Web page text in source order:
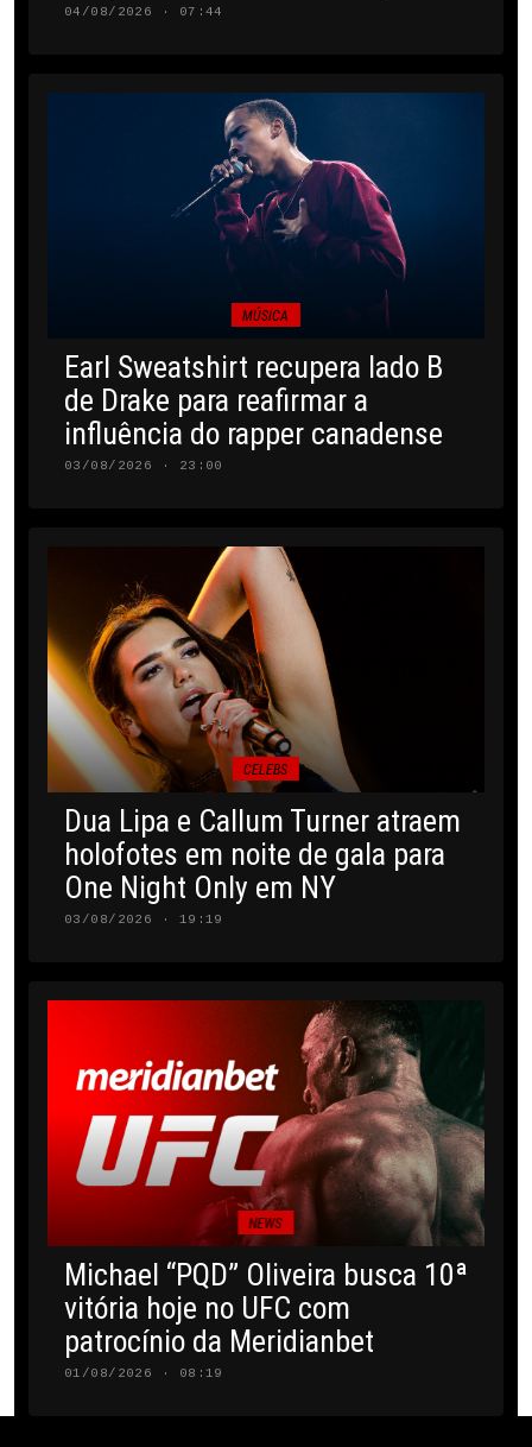
04/08/2026 · 07:44
MÚSICA
Earl Sweatshirt recupera lado B
de Drake para reafirmar a
influência do rapper canadense
03/08/2026 · 23:00
CELEBS
Dua Lipa e Callum Turner atraem
holofotes em noite de gala para
One Night Only em NY
03/08/2026 · 19:19
NEWS
Michael “PQD” Oliveira busca 10ª
vitória hoje no UFC com
patrocínio da Meridianbet
01/08/2026 · 08:19